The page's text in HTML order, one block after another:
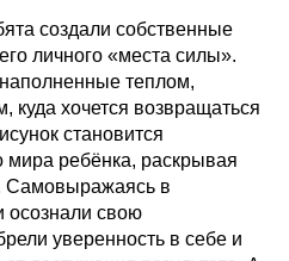
создали собственные
личного «места силы».
теплом,
куда хочется возвращаться
становится
мира ребёнка, раскрывая
Самовыражаясь в
осознали свою
уверенность в себе и